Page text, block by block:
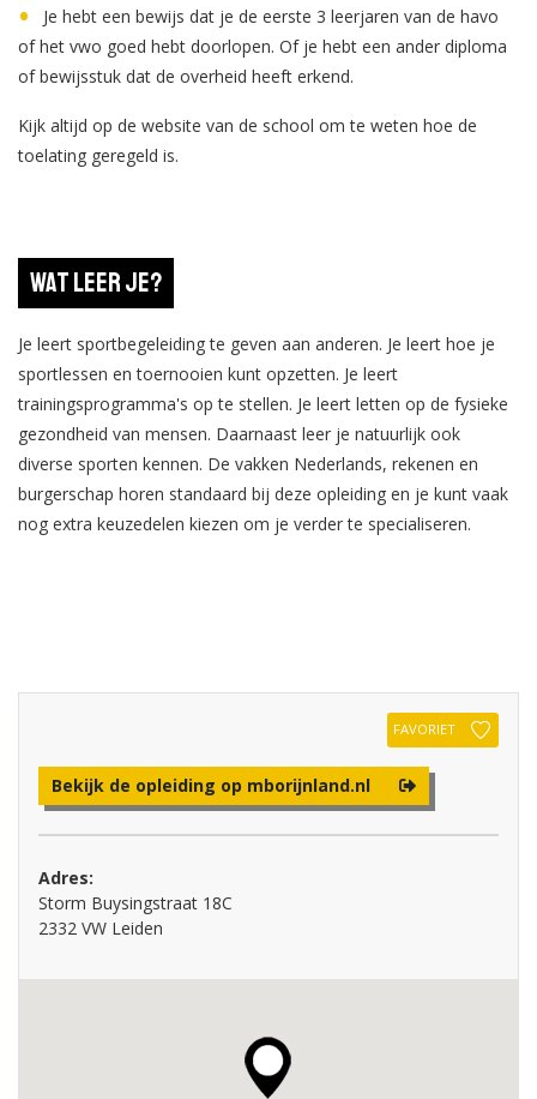
Je hebt een bewijs dat je de eerste 3 leerjaren van de havo
of het vwo goed hebt doorlopen. Of je hebt een ander diploma
of bewijsstuk dat de overheid heeft erkend.
Kijk altijd op de website van de school om te weten hoe de
toelating geregeld is.
Wat leer je?
Je leert sportbegeleiding te geven aan anderen. Je leert hoe je
sportlessen en toernooien kunt opzetten. Je leert
trainingsprogramma's op te stellen. Je leert letten op de fysieke
gezondheid van mensen. Daarnaast leer je natuurlijk ook
diverse sporten kennen. De vakken Nederlands, rekenen en
burgerschap horen standaard bij deze opleiding en je kunt vaak
nog extra keuzedelen kiezen om je verder te specialiseren.
FAVORIET
Bekijk de opleiding op mborijnland.nl
Adres:
Storm Buysingstraat 18C
2332 VW Leiden